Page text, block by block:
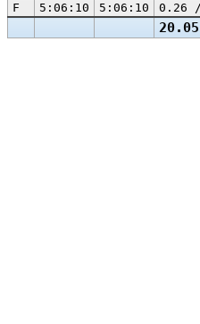
20.05
F
5:06:10 5:06:10 0.26